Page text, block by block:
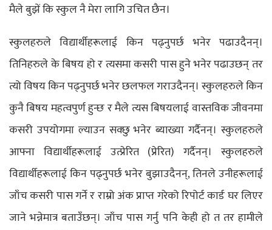
मैले बुझें कि स्कुल नै मेरा लागि उचित छैन।
स्कुलहरुले विद्यार्थीहरूलाई किन पढ्नुपर्छ भनेर पढाउदैनन्।
तिनिहरुले के बिषय हो र त्यसमा कसरी पास हुने भनेर पढाउछन् तर
त्यो विषय किन पढ्नुपर्छ भनेर छलफल गराउदैनन्। स्कुलहरुले किन
कुनै बिषय महत्वपुर्ण हुन्छ र मैले त्यस बिषयलाई वास्तविक जीवनमा
कसरी उपयोगमा ल्याउन सक्छु भनेर ब्याख्या गर्दैनन्। स्कुलहरुले
आफ्ना विद्यार्थीहरूलाई उत्प्रेरित (प्रेरित) गर्दैनन्। स्कुलहरुले
विद्यार्थीहरूलाई किन पढ्नुपर्छ भनेर बुझाउदैनन्, तिनले उनीहरूलाई
जाँच कसरी पास गर्ने र राम्रो अंक प्राप्त गरेको रिपोर्ट कार्ड घर लिएर
जाने भन्नेमात्र बताउँछन्। जाँच पास गर्नु पनि केही हो त तर हामीले